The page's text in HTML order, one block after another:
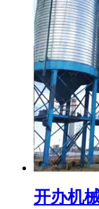
开办机